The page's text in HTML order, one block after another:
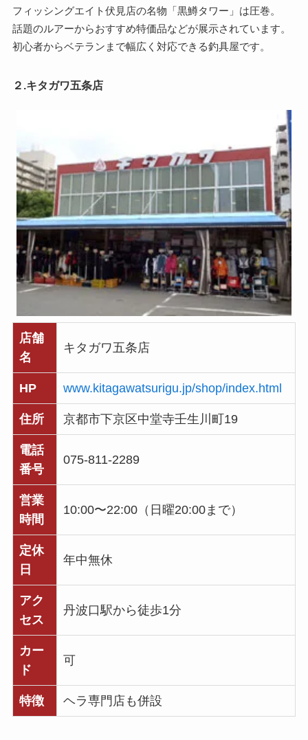
フィッシングエイト伏見店の名物「黒鱒タワー」は圧巻。
話題のルアーからおすすめ特価品などが展示されています。
初心者からベテランまで幅広く対応できる釣具屋です。
２.キタガワ五条店
店舗
名
キタガワ五条店
HP www.kitagawatsurigu.jp/shop/index.html
住所 京都市下京区中堂寺壬生川町19
電話
番号
075-811-2289
営業
時間
10:00〜22:00（日曜20:00まで）
定休
日
年中無休
アク
セス
丹波口駅から徒歩1分
カー
ド
可
特徴 ヘラ専門店も併設